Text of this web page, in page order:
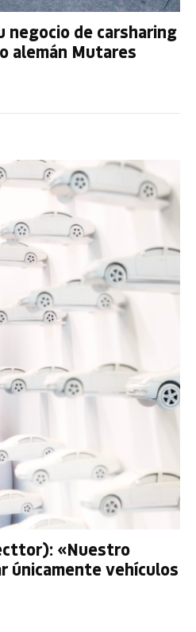
de carsharing
alemán Mutares
«Nuestro
únicamente vehículos